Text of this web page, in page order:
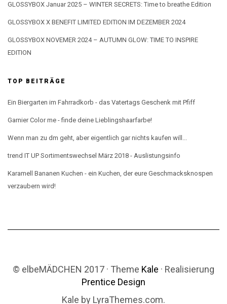
GLOSSYBOX Januar 2025 – WINTER SECRETS: Time to breathe Edition
GLOSSYBOX X BENEFIT LIMITED EDITION IM DEZEMBER 2024
GLOSSYBOX NOVEMER 2024 – AUTUMN GLOW: TIME TO INSPIRE
EDITION
TOP BEITRÄGE
Ein Biergarten im Fahrradkorb - das Vatertags Geschenk mit Pfiff
Garnier Color me - finde deine Lieblingshaarfarbe!
Wenn man zu dm geht, aber eigentlich gar nichts kaufen will...
trend IT UP Sortimentswechsel März 2018 - Auslistungsinfo
Karamell Bananen Kuchen - ein Kuchen, der eure Geschmacksknospen
verzaubern wird!
© elbeMÄDCHEN 2017 · Theme Kale · Realisierung
Prentice Design
Kale by LyraThemes.com.